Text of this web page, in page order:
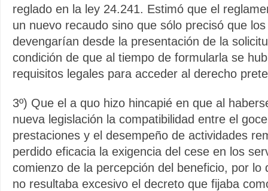
reglado en la ley 24.241. Estimó que el
un nuevo recaudo sino que sólo precisó que
devengarían desde la presentación de la
condición de que al tiempo de formularla se
requisitos legales para acceder al derecho
3º) Que el a quo hizo hincapié en que al
nueva legislación la compatibilidad entre el
prestaciones y el desempeño de actividades
perdido eficacia la exigencia del cese en los
comienzo de la percepción del beneficio, por lo
no resultaba excesivo el decreto que fijaba